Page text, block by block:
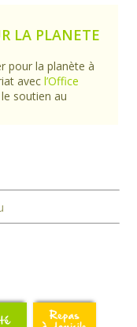
LA PLANETE
pour la planète à
avec l’Office
soutien au